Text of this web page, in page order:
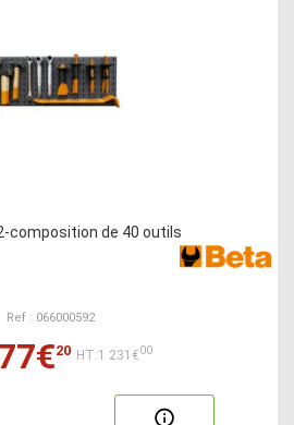
composition de 40 outils
Ref : 066000592
20 HT:1 231€00